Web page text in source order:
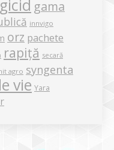
gama
innvigo
orz pachete
rapiță secară
agro syngenta
vie Yara